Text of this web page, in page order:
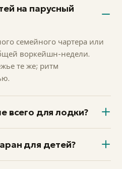
на парусный
семейного чартера или
воркейшн-недели.
те же; ритм
всего для лодки?
но тяжело —
сезон-другой.
для детей?